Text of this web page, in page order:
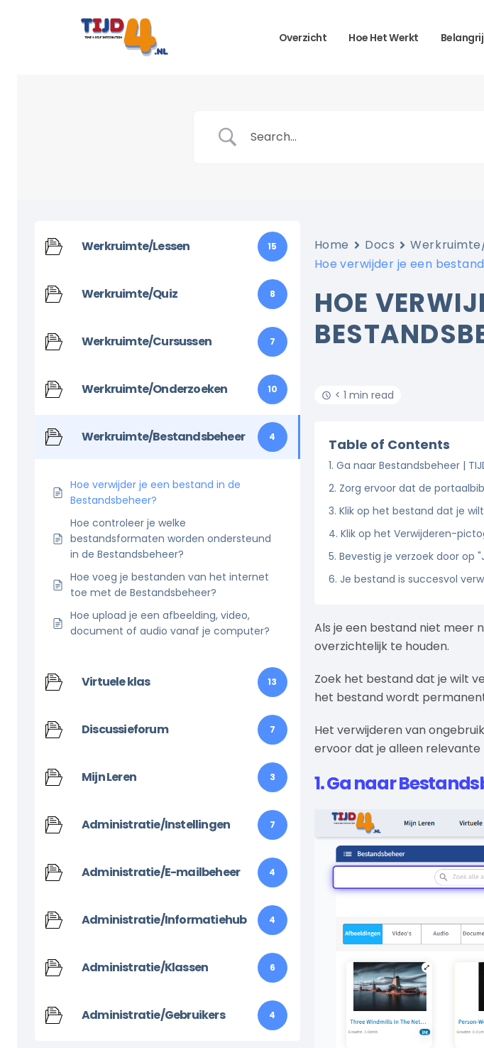
Overzicht Hoe Het Werkt
Werkruimte/Lessen 15
Werkruimte/Quiz 8
Werkruimte/Cursussen 7
Werkruimte/Onderzoeken 10
Werkruimte/Bestandsbeheer 4
Hoe verwijder je een bestand in de
Bestandsbeheer?
Hoe controleer je welke
bestandsformaten worden ondersteund
in de Bestandsbeheer?
Hoe voeg je bestanden van het internet
toe met de Bestandsbeheer?
Hoe upload je een afbeelding, video,
document of audio vanaf je computer?
Virtuele klas 13
Discussieforum 7
Mijn Leren 3
Administratie/Instellingen 7
Administratie/E-mailbeheer 4
Administratie/Informatiehub 4
Administratie/Klassen 6
Administratie/Gebruikers 4
Home Docs
Hoe verwijder je een
HOE
< 1 min read
Table of Contents
1. Ga naar Bestandsbeheer |
2. Zorg ervoor dat de
3. Klik op het bestand dat je
4. Klik op het Verwijderen-
5. Bevestig je verzoek door op
6. Je bestand is succesvol
Als je een bestand niet meer
overzichtelijk te houden.
Zoek het bestand dat je wilt
het bestand wordt
Het verwijderen van
ervoor dat je alleen
1. Ga naar